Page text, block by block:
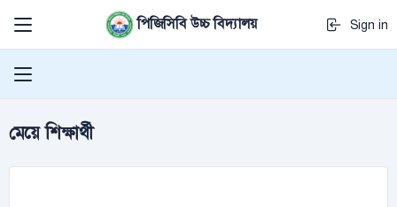
পিজিসিবি উচ্চ বিদ্যালয় Sign in
মেয়ে শিক্ষার্থী